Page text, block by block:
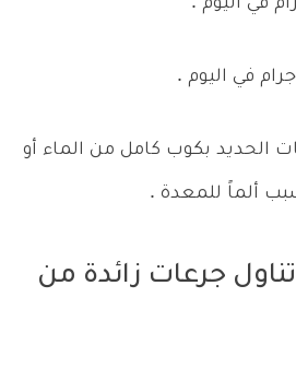
الحديد بكوب كامل من الماء أو
ألماً للمعدة .
جرعات زائدة من